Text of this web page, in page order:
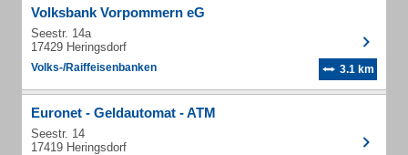
Volksbank Vorpommern eG
Seestr. 14a
17429 Heringsdorf
Volks-/Raiffeisenbanken 3.1 km
Euronet - Geldautomat - ATM
Seestr. 14
17419 Heringsdorf